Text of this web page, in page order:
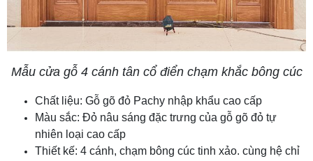
Mẫu cửa gỗ 4 cánh tân cổ điển chạm khắc bông cúc
Chất liệu: Gỗ gõ đỏ Pachy nhập khẩu cao cấp
Màu sắc: Đỏ nâu sáng đặc trưng của gỗ gõ đỏ tự
nhiên loại cao cấp
Thiết kế: 4 cánh, chạm bông cúc tinh xảo. cùng hệ chỉ